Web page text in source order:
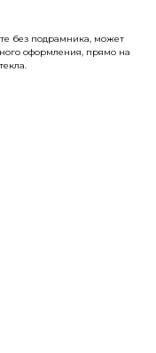
без подрамника, может
оформления, прямо на